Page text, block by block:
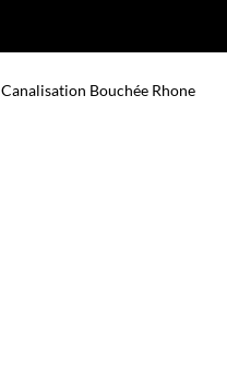
Canalisation Bouchée Rhone